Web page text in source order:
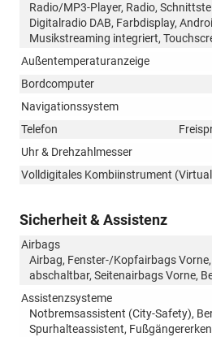
Radio/MP3-Player, Radio,
Digitalradio DAB, Farbdisplay,
Musikstreaming integriert,
Außentemperaturanzeige
Bordcomputer
Navigationssystem
Telefon
Uhr & Drehzahlmesser
Volldigitales Kombiinstrument
Sicherheit & Assistenz
Airbags
Airbag, Fenster-/Kopfairbags
abschaltbar, Seitenairbags Vorne,
Assistenzsysteme
Notbremsassistent (City-Safety),
Spurhalteassistent,